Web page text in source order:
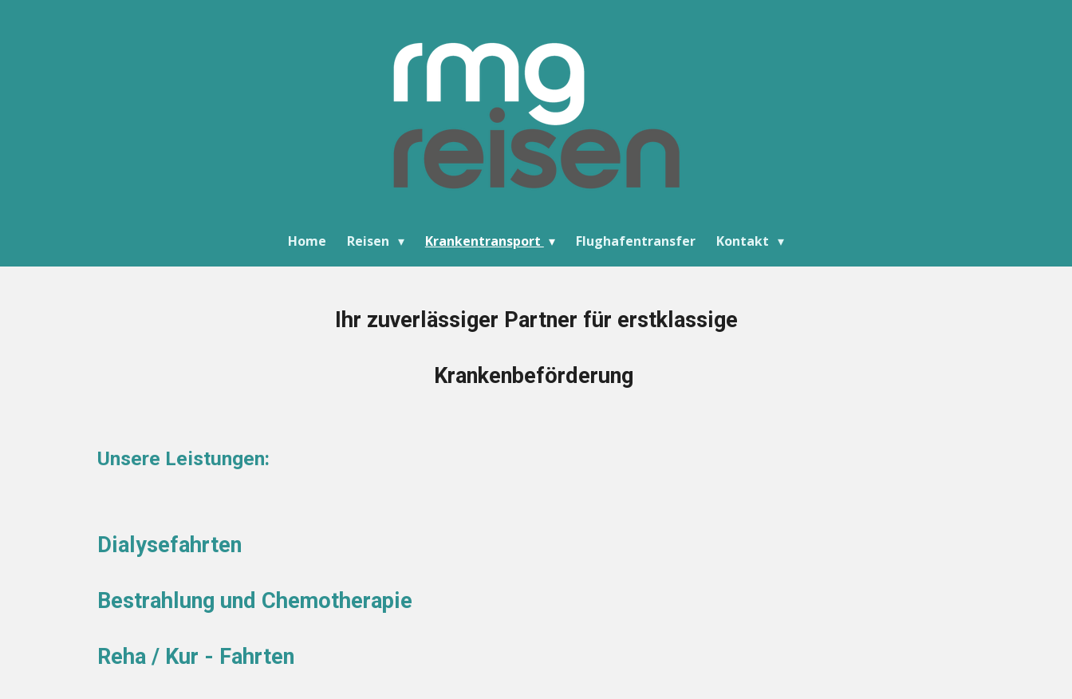
Home Reisen Krankentransport Flughafentransfer Kontakt
Ihr zuverlässiger Partner für erstklassige
Krankenbeförderung
Unsere Leistungen:
Dialysefahrten
Bestrahlung und Chemotherapie
Reha / Kur - Fahrten